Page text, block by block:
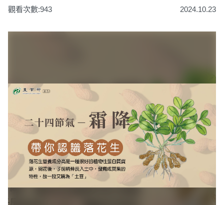
觀看次數:943 2024.10.23